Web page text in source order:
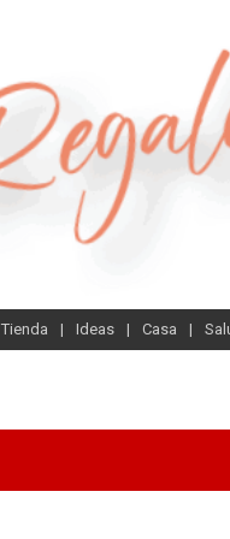
Tienda Ideas Casa